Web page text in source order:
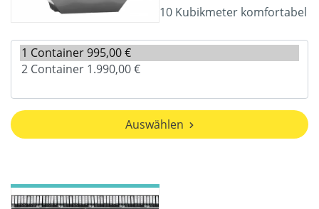
10 Kubikmeter komfortabel
Auswählen